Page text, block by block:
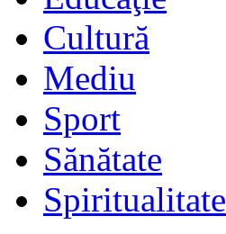
Cultură
Mediu
Sport
Sănătate
Spiritualitate